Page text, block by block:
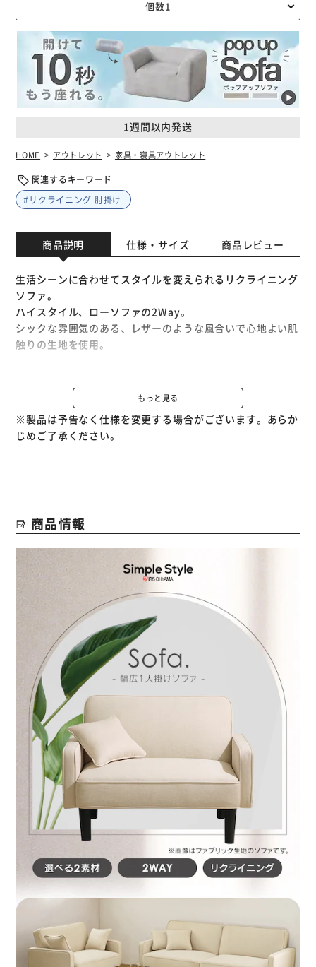
1週間以内発送
HOME アウトレット 家具・寝具アウトレット
関連するキーワード
#リクライニング 肘掛け
商品説明 仕様・サイズ 商品レビュー
生活シーンに合わせてスタイルを変えられるリクライニング
ソファ。
ハイスタイル、ローソファの2Way。
シックな雰囲気のある、レザーのような風合いで心地よい肌
触りの生地を使用。
お好みの角度でくつろげます。
脚も2種類付属しているので、付け替えることでお好みの高
さに変更可能です。
同色のクッション付き。
★お客様組立★
もっと見る
※製品は予告なく仕様を変更する場合がございます。あらか
じめご了承ください。
商品情報